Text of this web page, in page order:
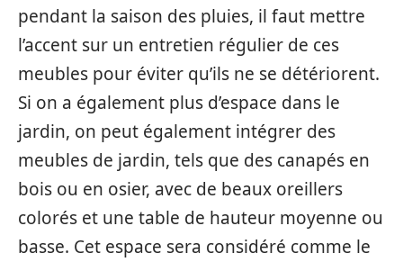
pendant la saison des pluies, il faut mettre
l’accent sur un entretien régulier de ces
meubles pour éviter qu’ils ne se détériorent.
Si on a également plus d’espace dans le
jardin, on peut également intégrer des
meubles de jardin, tels que des canapés en
bois ou en osier, avec de beaux oreillers
colorés et une table de hauteur moyenne ou
basse. Cet espace sera considéré comme le